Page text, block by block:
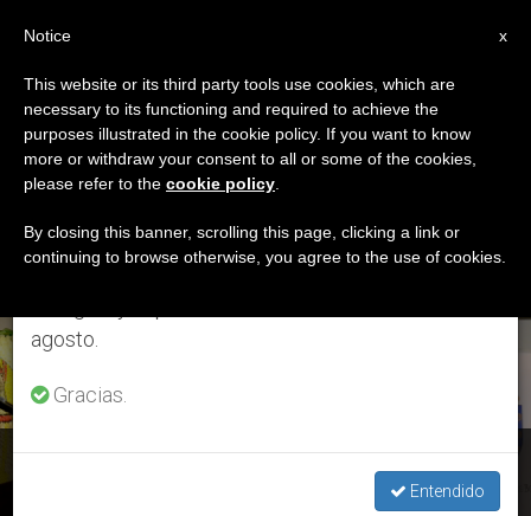
ETIQUETA
Posts Tagged ‘del
Videomensaje’
ÚLTIMAS NOTICIAS
Texto completo del videomensaje del papa Francisco al
×
Aviso importante
Del 27 de julio al 7 de agosto haremos la pausa
anual, aprovechando que en el periodo de verano
se generan menos informaciones y también el
agosto.
Gracias.
Entendido
x
Notice
This website or its third party tools use cookies, which are
necessary to its functioning and required to achieve the
purposes illustrated in the cookie policy. If you want to know
more or withdraw your consent to all or some of the cookies,
please refer to the cookie policy
By closing this banner, scrolling this page, clicking a link or
continuing to browse otherwise, you agree to the use of cookies.